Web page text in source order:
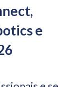
e